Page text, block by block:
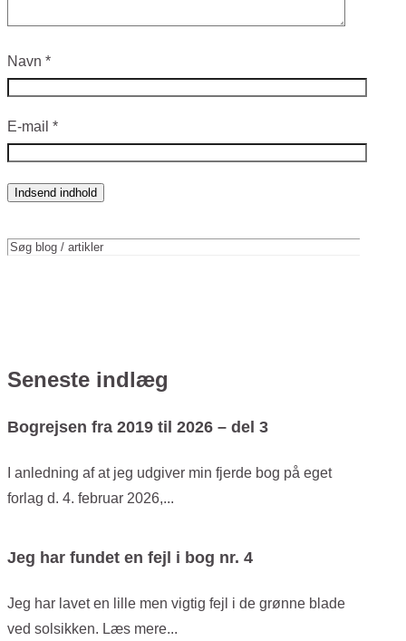
Navn *
E-mail *
Indsend indhold
Seneste indlæg
Bogrejsen fra 2019 til 2026 – del 3
I anledning af at jeg udgiver min fjerde bog på eget
forlag d. 4. februar 2026,...
Jeg har fundet en fejl i bog nr. 4
Jeg har lavet en lille men vigtig fejl i de grønne blade
ved solsikken. Læs mere...